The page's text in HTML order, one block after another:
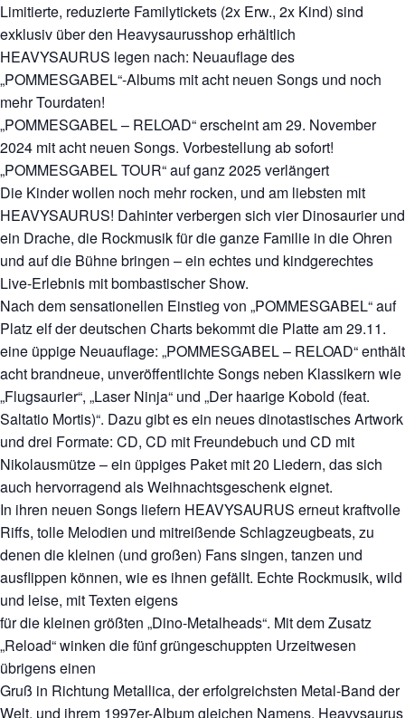
Limitierte, reduzierte Familytickets (2x Erw., 2x Kind) sind
exklusiv über den Heavysaurusshop erhältlich
HEAVYSAURUS legen nach: Neuauflage des
„POMMESGABEL“-Albums mit acht neuen Songs und noch
mehr Tourdaten!
„POMMESGABEL – RELOAD“ erscheint am 29. November
2024 mit acht neuen Songs. Vorbestellung ab sofort!
„POMMESGABEL TOUR“ auf ganz 2025 verlängert
Die Kinder wollen noch mehr rocken, und am liebsten mit
HEAVYSAURUS! Dahinter verbergen sich vier Dinosaurier und
ein Drache, die Rockmusik für die ganze Familie in die Ohren
und auf die Bühne bringen – ein echtes und kindgerechtes
Live-Erlebnis mit bombastischer Show.
Nach dem sensationellen Einstieg von „POMMESGABEL“ auf
Platz elf der deutschen Charts bekommt die Platte am 29.11.
eine üppige Neuauflage: „POMMESGABEL – RELOAD“ enthält
acht brandneue, unveröffentlichte Songs neben Klassikern wie
„Flugsaurier“, „Laser Ninja“ und „Der haarige Kobold (feat.
Saltatio Mortis)“. Dazu gibt es ein neues dinotastisches Artwork
und drei Formate: CD, CD mit Freundebuch und CD mit
Nikolausmütze – ein üppiges Paket mit 20 Liedern, das sich
auch hervorragend als Weihnachtsgeschenk eignet.
In ihren neuen Songs liefern HEAVYSAURUS erneut kraftvolle
Riffs, tolle Melodien und mitreißende Schlagzeugbeats, zu
denen die kleinen (und großen) Fans singen, tanzen und
ausflippen können, wie es ihnen gefällt. Echte Rockmusik, wild
und leise, mit Texten eigens
für die kleinen größten „Dino-Metalheads“. Mit dem Zusatz
„Reload“ winken die fünf grüngeschuppten Urzeitwesen
übrigens einen
Gruß in Richtung Metallica, der erfolgreichsten Metal-Band der
Welt, und ihrem 1997er-Album gleichen Namens. Heavysaurus